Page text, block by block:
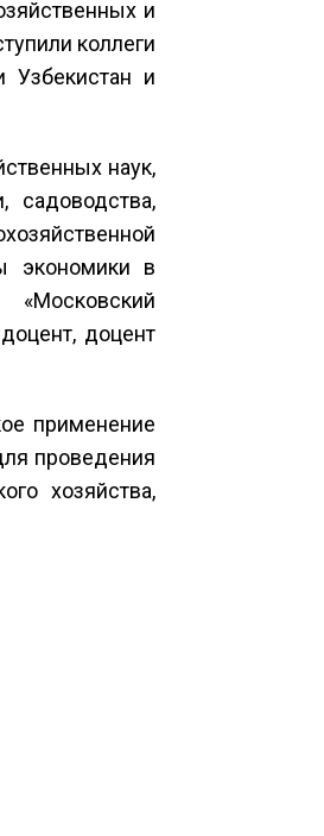
и
коллеги
Узбекистан и
наук,
экономики в
«Московский
доцент
применение
проведения
хозяйства,